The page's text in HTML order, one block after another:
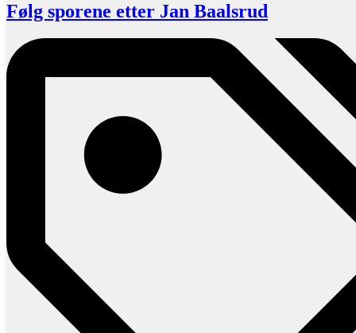
Følg sporene etter Jan Baalsrud